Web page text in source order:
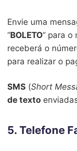
Envie uma
“BOLETO” para o
receberá o
para realizar o
SMS (Short
de texto
5. Telefone